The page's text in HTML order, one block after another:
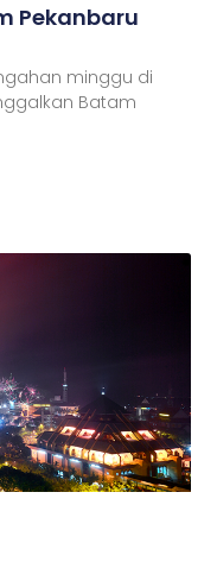
Pekanbaru
minggu di
Batam